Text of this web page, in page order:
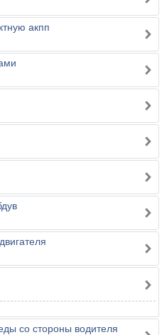
акпп
со стороны водителя